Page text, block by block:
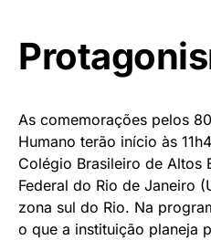
As comemorações pelos
Humano terão início às
Colégio Brasileiro de Altos
Federal do Rio de Janeiro
zona sul do Rio. Na
o que a instituição planeja